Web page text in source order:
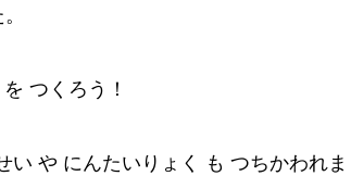
つくろう！
や にんたいりょく も つちかわれま